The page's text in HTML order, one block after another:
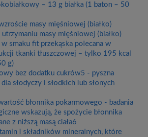
– 13 g białka (1 baton – 50
masy mięśniowej (białko)
masy mięśniowej (białko)
smaku fit przekąska polecana w
tkanki tłuszczowej – tylko 195 kcal
g)
bez dodatku cukrów5 - pyszna
słodyczy i słodkich lub słonych
błonnika pokarmowego - badania
wskazują, że spożycie błonnika
z niższą masą ciała6
i składników mineralnych, które